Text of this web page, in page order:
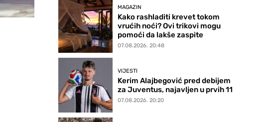
MAGAZIN
Kako rashladiti krevet tokom
vrućih noći? Ovi trikovi mogu
pomoći da lakše zaspite
07.08.2026. 20:48
VIJESTI
Kerim Alajbegović pred debijem
za Juventus, najavljen u prvih 11
07.08.2026. 20:20